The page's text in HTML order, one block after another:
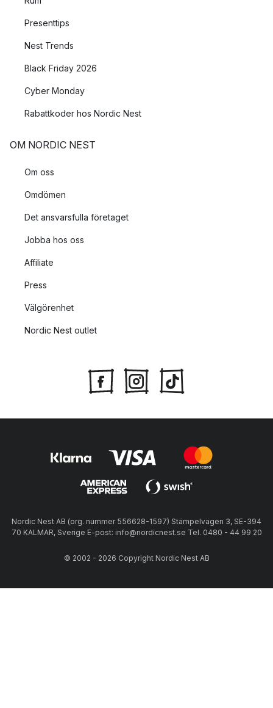
en mysig belysning, lägg den i en skål eller i en ljuslykta eller
placera den mitt på bordet och låt den vara en del av
Presenttips
Nest Trends
Black Friday 2026
Cyber Monday
Rabattkoder hos Nordic Nest
OM NORDIC NEST
Om oss
Omdömen
Det ansvarsfulla företaget
Jobba hos oss
Affiliate
Press
Välgörenhet
Nordic Nest outlet
Nordic Nest AB (org. nummer 556628-1597) Stämpelvägen 3, SE-394
70 KALMAR, Sverige E-post: info@nordicnest.se Tel. 0480 - 44 99 20
© 2002 - 2026 Copyright Nordic Nest AB